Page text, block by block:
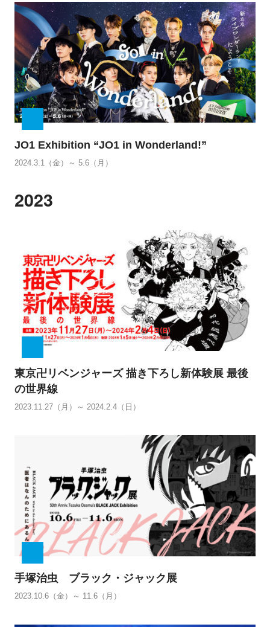
JO1 Exhibition “JO1 in Wonderland!”
2024.3.1（金）～ 5.6（月）
2023
東京卍リベンジャーズ 描き下ろし新体験展 最後
の世界線
2023.11.27（月）～ 2024.2.4（日）
手塚治虫 ブラック・ジャック展
2023.10.6（金）～ 11.6（月）